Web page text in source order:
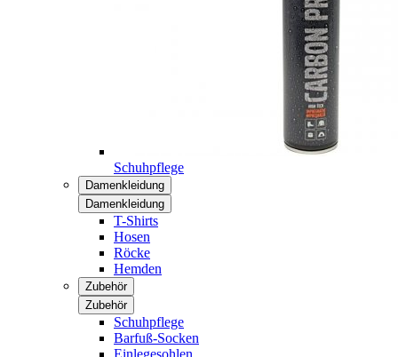
Schuhpflege
Damenkleidung
Damenkleidung
T-Shirts
Hosen
Röcke
Hemden
Zubehör
Zubehör
Schuhpflege
Barfuß-Socken
Einlegesohlen